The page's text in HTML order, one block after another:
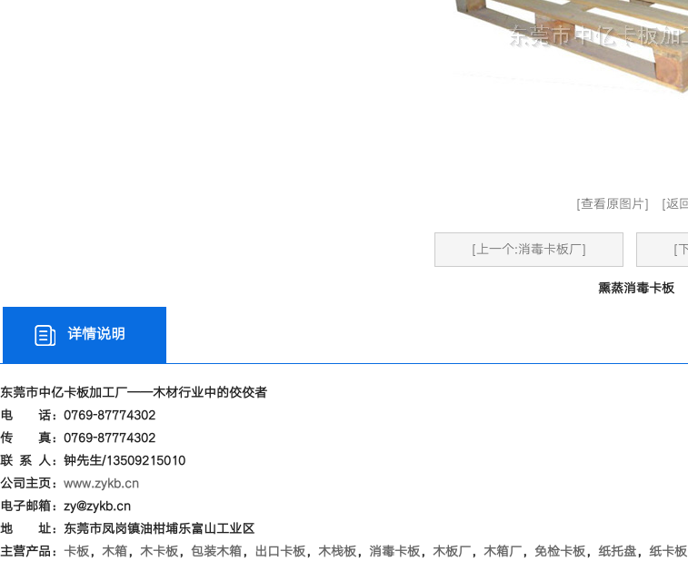
[查看原图片] [返
[上一个:消毒卡板厂] [
熏蒸消毒卡板
详情说明
东莞市中亿卡板加工厂——木材行业中的佼佼者
电 话：0769-87774302
传 真：0769-87774302
联 系 人：钟先生/13509215010
公司主页： www.zykb.cn
电子邮箱：zy@zykb.cn
地 址：东莞市凤岗镇油柑埔乐富山工业区
主营产品： 卡板， 木箱， 木卡板， 包装木箱， 出口卡板， 木栈板， 消毒卡板， 木板厂， 木箱厂， 免检卡板， 纸托盘， 纸卡板